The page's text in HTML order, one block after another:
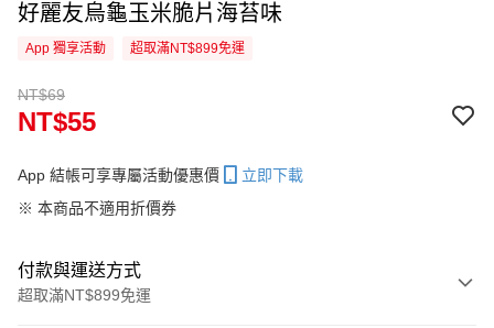
好麗友烏龜玉米脆片海苔味
App 獨享活動 超取滿NT$899免運
NT$69
NT$55
App 結帳可享專屬活動優惠價
立即下載
※ 本商品不適用折價券
付款與運送方式
超取滿NT$899免運